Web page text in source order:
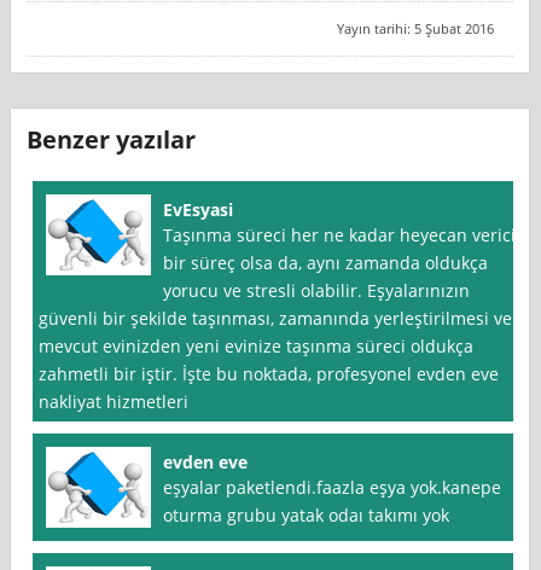
Yayın tarihi: 5 Şubat 2016
Benzer yazılar
EvEsyasi
Taşınma süreci her ne kadar heyecan verici
bir süreç olsa da, aynı zamanda oldukça
yorucu ve stresli olabilir. Eşyalarınızın
güvenli bir şekilde taşınması, zamanında yerleştirilmesi ve
mevcut evinizden yeni evinize taşınma süreci oldukça
zahmetli bir iştir. İşte bu noktada, profesyonel evden eve
nakliyat hizmetleri
evden eve
eşyalar paketlendi.faazla eşya yok.kanepe
oturma grubu yatak odaı takımı yok